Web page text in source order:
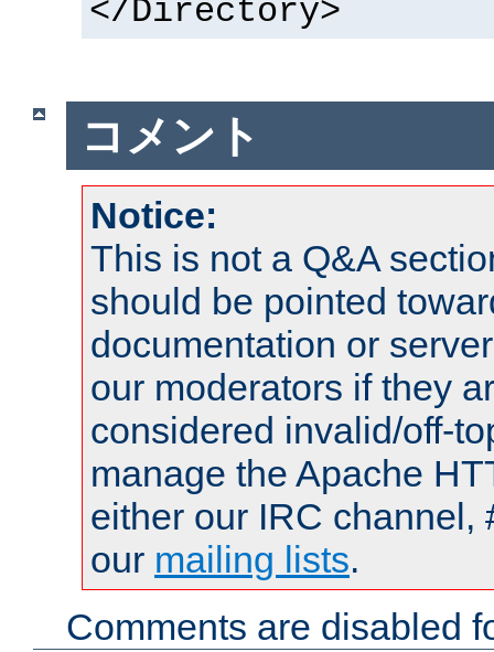
</Directory>
コメント
Notice:
This is not a Q&A
should be pointed
documentation or
our moderators if they
considered invalid/off-
manage the Apache
either our IRC channel,
our mailing lists.
Comments are disabled